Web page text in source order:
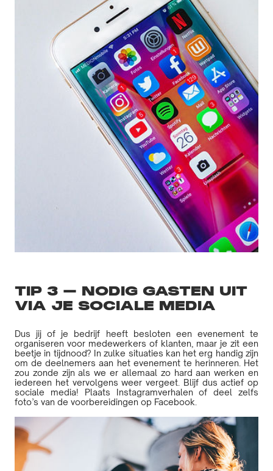
TIP 3 – NODIG GASTEN UIT
VIA JE SOCIALE MEDIA
Dus jij of je bedrijf heeft besloten een evenement te
organiseren voor medewerkers of klanten, maar je zit een
beetje in tijdnood? In zulke situaties kan het erg handig zijn
om de deelnemers aan het evenement te herinneren. Het
zou zonde zijn als we er allemaal zo hard aan werken en
iedereen het vervolgens weer vergeet. Blijf dus actief op
sociale media! Plaats Instagramverhalen of deel zelfs
foto’s van de voorbereidingen op Facebook.